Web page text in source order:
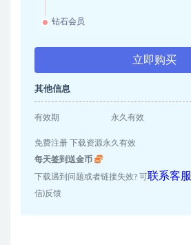
钻石会员
立即购买
其他信息
有效期 永久有效
免费注册 下载资源永久有效
每天签到送金币
下载遇到问题或者链接失效? 可联系客服
信)反馈